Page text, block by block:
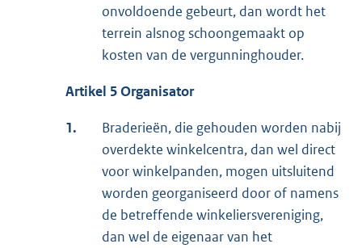
onvoldoende gebeurt, dan wordt het
terrein alsnog schoongemaakt op
kosten van de vergunninghouder.
Artikel 5 Organisator
1.
Braderieën, die gehouden worden nabij
overdekte winkelcentra, dan wel direct
voor winkelpanden, mogen uitsluitend
worden georganiseerd door of namens
de betreffende winkeliersvereniging,
dan wel de eigenaar van het